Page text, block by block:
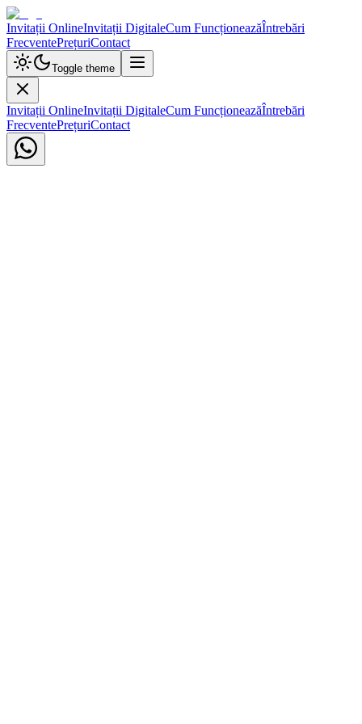
Invitații OnlineInvitații DigitaleCum FuncționeazăÎntrebări
FrecventePrețuriContact
Toggle theme
Invitații OnlineInvitații DigitaleCum FuncționeazăÎntrebări
FrecventePrețuriContact